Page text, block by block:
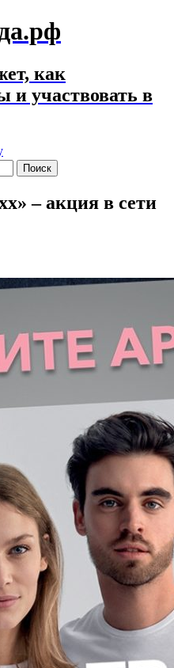
как
и участвовать в
– акция в сети